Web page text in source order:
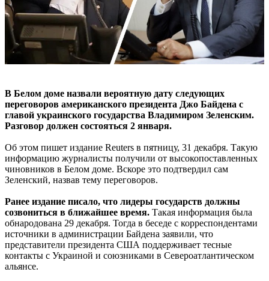
В Белом доме назвали вероятную дату следующих
переговоров американского президента Джо Байдена с
главой украинского государства Владимиром Зеленским.
Разговор должен состояться 2 января.
Об этом пишет издание Reuters в пятницу, 31 декабря. Такую
информацию журналисты получили от высокопоставленных
чиновников в Белом доме. Вскоре это подтвердил сам
Зеленский, назвав тему переговоров.
Ранее издание писало, что лидеры государств должны
созвониться в ближайшее время. Такая информация была
обнародована 29 декабря. Тогда в беседе с корреспондентами
источники в администрации Байдена заявили, что
представители президента США поддерживает тесные
контакты с Украиной и союзниками в Североатлантическом
альянсе.